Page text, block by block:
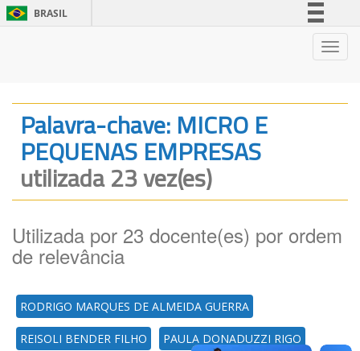
BRASIL
Legislação
Canais
Palavra-chave: MICRO E
PEQUENAS EMPRESAS
utilizada 23 vez(es)
Utilizada por 23 docente(es) por ordem
de relevância
RODRIGO MARQUES DE ALMEIDA GUERRA
REISOLI BENDER FILHO PAULA DONADUZZI RIGO